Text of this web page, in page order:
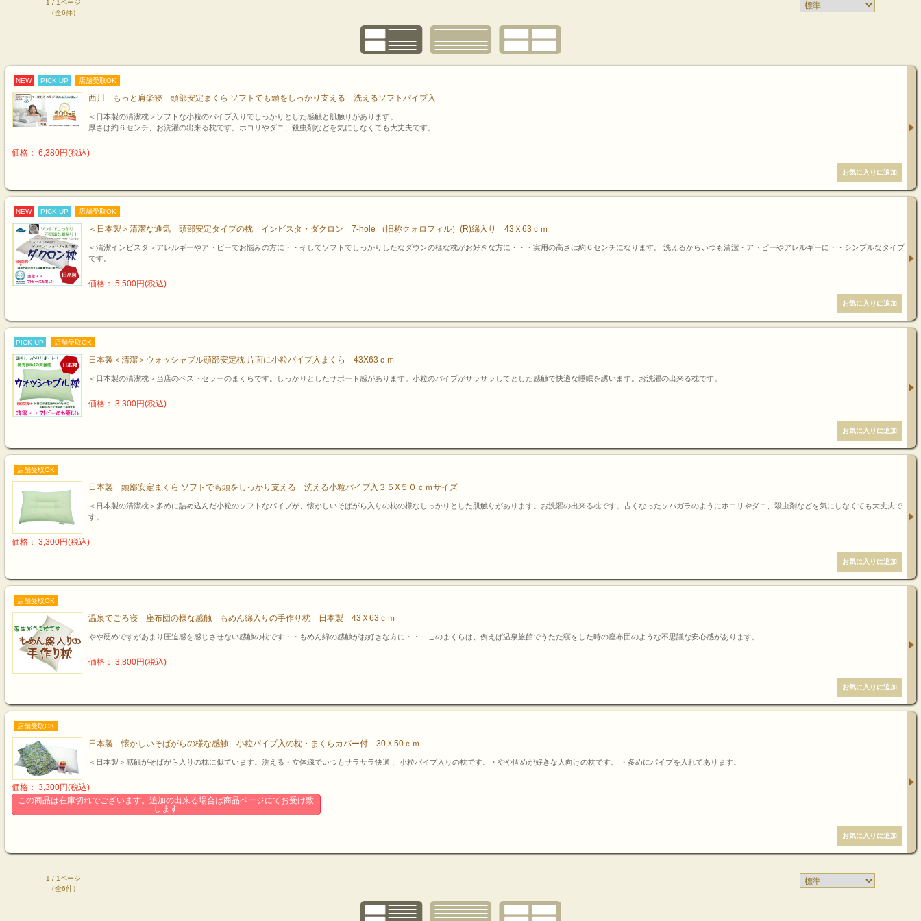
1 / 1ページ
（全6件）
NEW PICK UP 店舗受取OK
西川 もっと肩楽寝 頭部安定まくら ソフトでも頭をしっかり支える 洗えるソフトパイプ入
＜日本製の清潔枕＞ソフトな小粒のパイプ入りでしっかりとした感触と肌触りがあります。
厚さは約６センチ、お洗濯の出来る枕です。ホコリやダニ、殺虫剤などを気にしなくても大丈夫です。
価格： 6,380円(税込)
NEW PICK UP 店舗受取OK
＜日本製＞清潔な通気 頭部安定タイプの枕 インビスタ・ダクロン 7-hole （旧称クォロフィル）(R)綿入り 43Ｘ63ｃｍ
＜清潔インビスタ＞アレルギーやアトピーでお悩みの方に・・そしてソフトでしっかりしたなダウンの様な枕がお好きな方に・・・実用の高さは約６センチになります。 洗えるからいつも清潔・アトピーやアレルギーに・・シンプルなタイプ
です。
価格： 5,500円(税込)
PICK UP 店舗受取OK
日本製＜清潔＞ウォッシャブル頭部安定枕 片面に小粒パイプ入まくら 43X63ｃｍ
＜日本製の清潔枕＞当店のベストセラーのまくらです。しっかりとしたサポート感があります。小粒のパイプがサラサラしてとした感触で快適な睡眠を誘います。お洗濯の出来る枕です。
価格： 3,300円(税込)
店舗受取OK
日本製 頭部安定まくら ソフトでも頭をしっかり支える 洗える小粒パイプ入３５X５０ｃｍサイズ
＜日本製の清潔枕＞多めに詰め込んだ小粒のソフトなパイプが、懐かしいそばがら入りの枕の様なしっかりとした肌触りがあります。お洗濯の出来る枕です。古くなったソバガラのようにホコリやダニ、殺虫剤などを気にしなくても大丈夫で
す。
価格： 3,300円(税込)
店舗受取OK
温泉でごろ寝 座布団の様な感触 もめん綿入りの手作り枕 日本製 43Ｘ63ｃｍ
やや硬めですがあまり圧迫感を感じさせない感触の枕です・・もめん綿の感触がお好きな方に・・ このまくらは、例えば温泉旅館でうたた寝をした時の座布団のような不思議な安心感があります。
価格： 3,800円(税込)
店舗受取OK
日本製 懐かしいそばがらの様な感触 小粒パイプ入の枕・まくらカバー付 30Ｘ50ｃｍ
＜日本製＞感触がそばがら入りの枕に似ています。洗える・立体織でいつもサラサラ快適 、小粒パイプ入りの枕です。・やや固めが好きな人向けの枕です。 ・多めにパイプを入れてあります。
価格： 3,300円(税込)
この商品は在庫切れでございます。追加の出来る場合は商品ページにてお受け致
します
1 / 1ページ
（全6件）